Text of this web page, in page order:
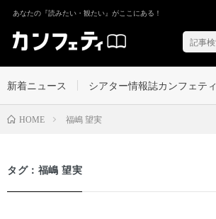
あなたの『読みたい・観たい』がここにある！
新着ニュース シアター情報誌カンフェティ
HOME 福嶋 望実
タグ：福嶋 望実